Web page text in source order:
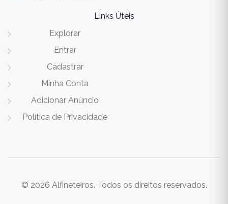
Links Úteis
Explorar
Entrar
Cadastrar
Minha Conta
Adicionar Anúncio
Política de Privacidade
© 2026 Alfineteiros. Todos os direitos reservados.